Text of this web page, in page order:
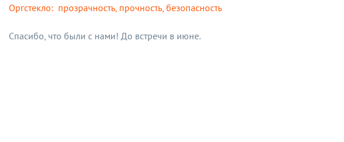
Оргстекло: прозрачность, прочность, безопасность
Спасибо, что были с нами! До встречи в июне.